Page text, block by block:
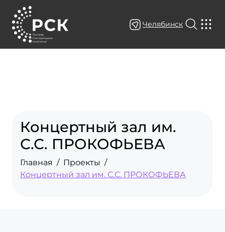
Челябинск
Концертный зал им.
С.С. ПРОКОФЬЕВА
Главная
Проекты
Концертный зал им. С.С. ПРОКОФЬЕВА